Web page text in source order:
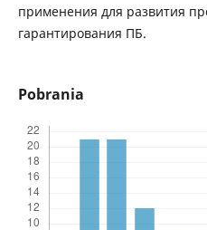
применения для развития
гарантирования ПБ.
Pobrania